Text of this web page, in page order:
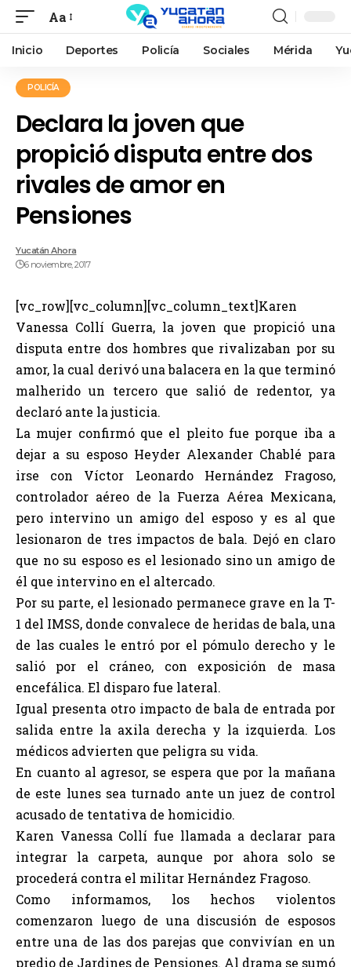
Aa
Inicio Deportes Policía Sociales Mérida
POLICÍA
Declara la joven que
propició disputa entre dos
rivales de amor en
Pensiones
Yucatán Ahora
6 noviembre, 2017
[vc_row][vc_column][vc_column_text]Karen
Vanessa Collí Guerra, la joven que propició una
disputa entre dos hombres que rivalizaban por su
amor, la cual derivó una balacera en la que terminó
malherido un tercero que salió de redentor, ya
declaró ante la justicia.
La mujer confirmó que el pleito fue porque iba a
dejar a su esposo Heyder Alexander Chablé para
irse con Víctor Leonardo Hernández Fragoso,
controlador aéreo de la Fuerza Aérea Mexicana,
pero intervino un amigo del esposo y es al que
lesionaron de tres impactos de bala. Dejó en claro
que no su esposo es el lesionado sino un amigo de
él que intervino en el altercado.
Por su parte, el lesionado permanece grave en la T-
1 del IMSS, donde convalece de heridas de bala, una
de las cuales le entró por el pómulo derecho y le
salió por el cráneo, con exposición de masa
encefálica. El disparo fue lateral.
Igual presenta otro impacto de bala de entrada por
salida entre la axila derecha y la izquierda. Los
médicos advierten que peligra su vida.
En cuanto al agresor, se espera que por la mañana
de este lunes sea turnado ante un juez de control
acusado de tentativa de homicidio.
Karen Vanessa Collí fue llamada a declarar para
integrar la carpeta, aunque por ahora solo se
procederá contra el militar Hernández Fragoso.
Como informamos, los hechos violentos
comenzaron luego de una discusión de esposos
entre una de las dos parejas que convivían en un
predio de Jardines de Pensiones. Al drama se sumó